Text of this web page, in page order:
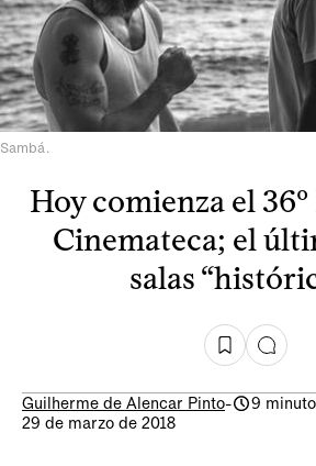
Sambá.
Hoy comienza el
Cinemateca; el
salas
Guilherme de Alencar Pinto-
9
29 de marzo de 2018